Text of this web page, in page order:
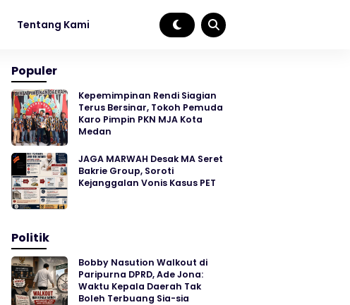
Tentang Kami
Populer
Kepemimpinan Rendi Siagian
Terus Bersinar, Tokoh Pemuda
Karo Pimpin PKN MJA Kota
Medan
JAGA MARWAH Desak MA Seret
Bakrie Group, Soroti
Kejanggalan Vonis Kasus PET
Politik
Bobby Nasution Walkout di
Paripurna DPRD, Ade Jona:
Waktu Kepala Daerah Tak
Boleh Terbuang Sia-sia